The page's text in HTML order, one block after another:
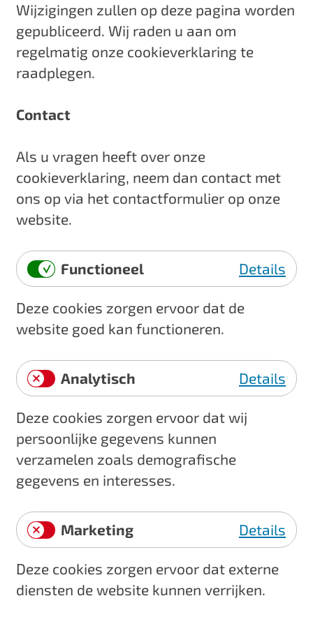
Wijzigingen zullen op deze pagina worden
gepubliceerd. Wij raden u aan om
regelmatig onze cookieverklaring te
raadplegen.
Contact
Als u vragen heeft over onze
cookieverklaring, neem dan contact met
ons op via het contactformulier op onze
website.
Functioneel
Details
F
t
i
Deze cookies zorgen ervoor dat de
website goed kan functioneren.
Analytisch
Details
A
i
s
c
Deze cookies zorgen ervoor dat wij
persoonlijke gegevens kunnen
verzamelen zoals demografische
gegevens en interesses.
Marketing
Details
M
a
r
Deze cookies zorgen ervoor dat externe
diensten de website kunnen verrijken.